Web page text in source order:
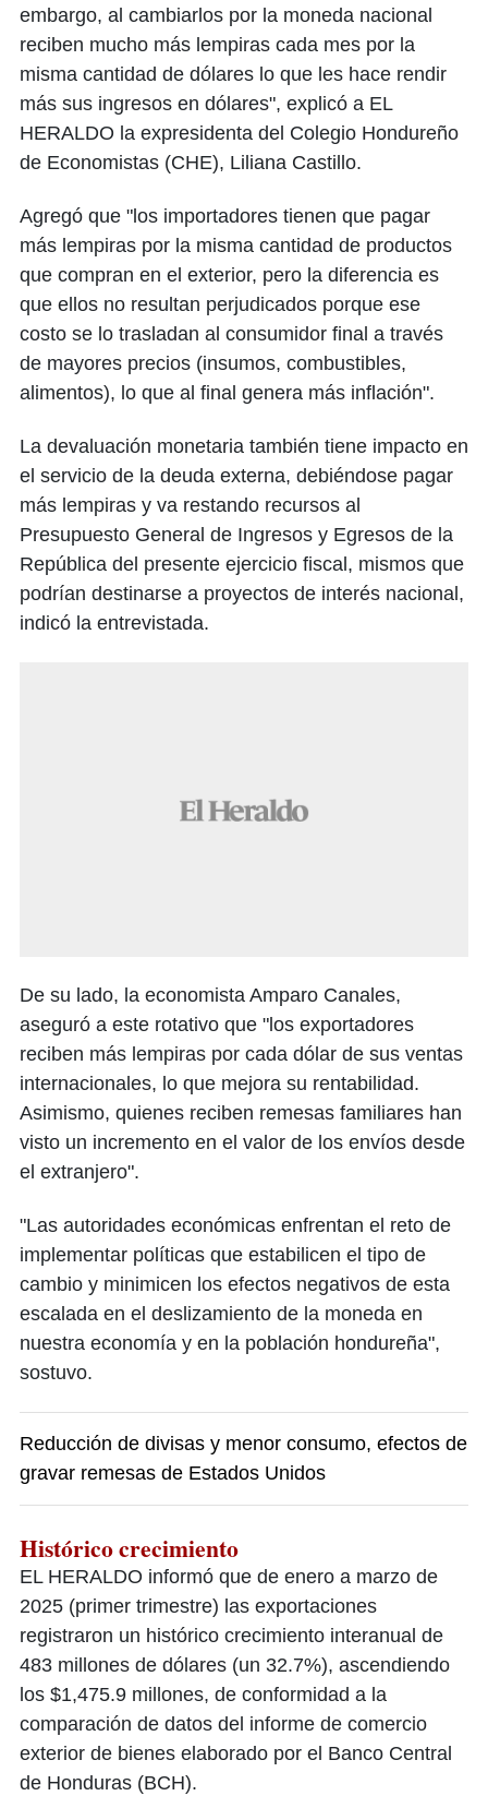
embargo, al cambiarlos por la moneda nacional
reciben mucho más lempiras cada mes por la
misma cantidad de dólares lo que les hace rendir
más sus ingresos en dólares", explicó a EL
HERALDO la expresidenta del Colegio Hondureño
de Economistas (CHE), Liliana Castillo.
Agregó que "los importadores tienen que pagar
más lempiras por la misma cantidad de productos
que compran en el exterior, pero la diferencia es
que ellos no resultan perjudicados porque ese
costo se lo trasladan al consumidor final a través
de mayores precios (insumos, combustibles,
alimentos), lo que al final genera más inflación".
La devaluación monetaria también tiene impacto en
el servicio de la deuda externa, debiéndose pagar
más lempiras y va restando recursos al
Presupuesto General de Ingresos y Egresos de la
República del presente ejercicio fiscal, mismos que
podrían destinarse a proyectos de interés nacional,
indicó la entrevistada.
De su lado, la economista Amparo Canales,
aseguró a este rotativo que "los exportadores
reciben más lempiras por cada dólar de sus ventas
internacionales, lo que mejora su rentabilidad.
Asimismo, quienes reciben remesas familiares han
visto un incremento en el valor de los envíos desde
el extranjero".
"Las autoridades económicas enfrentan el reto de
implementar políticas que estabilicen el tipo de
cambio y minimicen los efectos negativos de esta
escalada en el deslizamiento de la moneda en
nuestra economía y en la población hondureña",
sostuvo.
Reducción de divisas y menor consumo, efectos de
gravar remesas de Estados Unidos
Histórico crecimiento
EL HERALDO informó que de enero a marzo de
2025 (primer trimestre) las exportaciones
registraron un histórico crecimiento interanual de
483 millones de dólares (un 32.7%), ascendiendo
los $1,475.9 millones, de conformidad a la
comparación de datos del informe de comercio
exterior de bienes elaborado por el Banco Central
de Honduras (BCH).